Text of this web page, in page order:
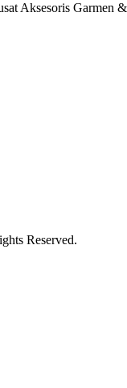
Aksesoris Garmen
Reserved.